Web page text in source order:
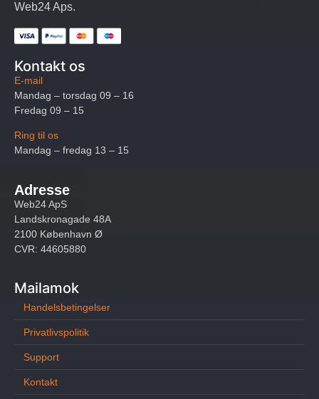
Web24 Aps.
Kontakt os
E-mail
Mandag – torsdag 09 – 16
Fredag 09 – 15
Ring til os
Mandag – fredag 13 – 15
Adresse
Web24 ApS
Landskronagade 48A
2100 København Ø
CVR: 44605880
Mailamok
Handelsbetingelser
Privatlivspolitik
Support
Kontakt